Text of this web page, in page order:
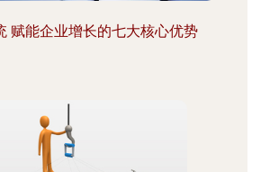
赋能企业增长的七大核心优势